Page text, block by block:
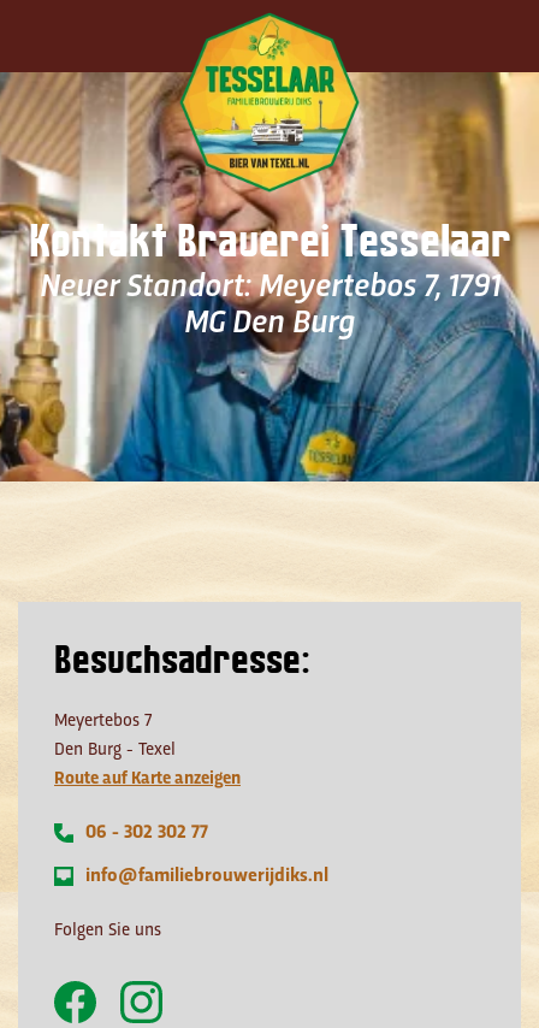
Zum Hauptinhalt springen
Kontakt Brauerei Tesselaar
Neuer Standort: Meyertebos 7, 1791
MG Den Burg
Besuchsadresse:
Meyertebos 7
Den Burg - Texel
Route auf Karte anzeigen
06 - 302 302 77
info@familiebrouwerijdiks.nl
Folgen Sie uns